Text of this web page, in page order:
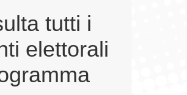
tutti i
elettorali